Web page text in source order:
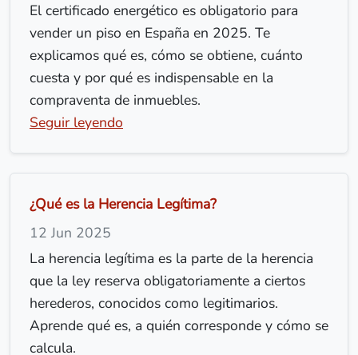
El certificado energético es obligatorio para
vender un piso en España en 2025. Te
explicamos qué es, cómo se obtiene, cuánto
cuesta y por qué es indispensable en la
compraventa de inmuebles.
Seguir leyendo
¿Qué es la Herencia Legítima?
12 Jun 2025
La herencia legítima es la parte de la herencia
que la ley reserva obligatoriamente a ciertos
herederos, conocidos como legitimarios.
Aprende qué es, a quién corresponde y cómo se
calcula.